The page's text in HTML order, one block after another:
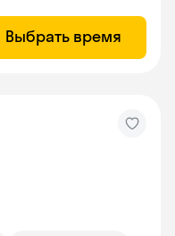
Выбрать время